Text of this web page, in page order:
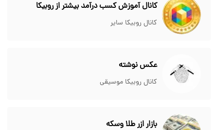
کانال آموزش کسب درآمد بیشتر از روبیکا
کانال روبیکا سایر
عکس نوشته
کانال روبیکا موسیقی
بازار ازر طلا وسکه